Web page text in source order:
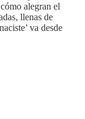
alegran el
llenas de
va desde